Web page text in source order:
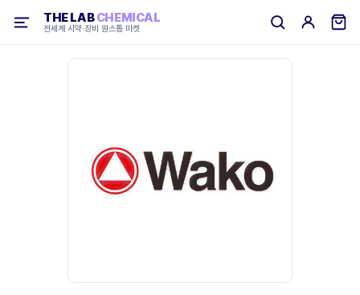
THE LABCHEMICAL
전세계 시약·장비 원스톱 마켓